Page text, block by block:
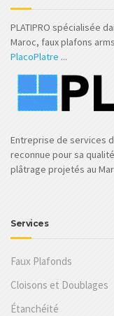
PLATIPRO spécialisée
Maroc, faux plafons
PlacoPlatre ...
Entreprise de services
reconnue pour sa
plâtrage projetés au
Services
Faux Plafonds
Cloisons et Doublages
Étanchéité